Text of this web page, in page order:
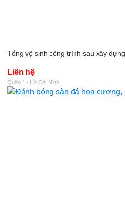
Tổng vệ sinh công trình sau xây dựng
Liên hệ
Quận 1 - Hồ Chí Minh